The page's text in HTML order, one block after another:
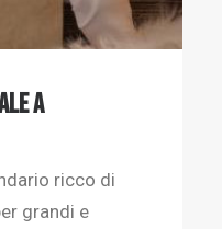
a
ricco di
grandi e